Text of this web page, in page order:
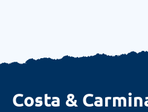
Costa &